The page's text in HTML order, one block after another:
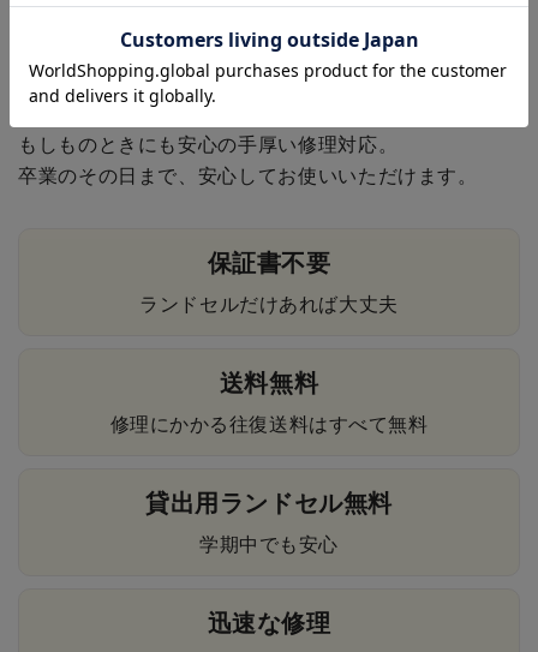
6年間の安心保証
もしものときにも安心の手厚い修理対応。
卒業のその日まで、安心してお使いいただけます。
保証書不要
ランドセルだけあれば大丈夫
送料無料
修理にかかる往復送料はすべて無料
貸出用ランドセル無料
学期中でも安心
迅速な修理